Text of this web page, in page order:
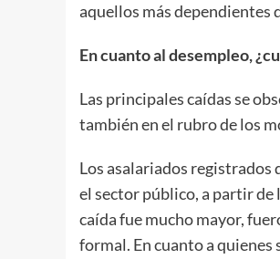
aquellos más dependientes
En cuanto al desempleo,
Las principales caídas se
también en el rubro de los
Los asalariados registrados
el sector público, a partir de
caída fue mucho mayor,
formal. En cuanto a